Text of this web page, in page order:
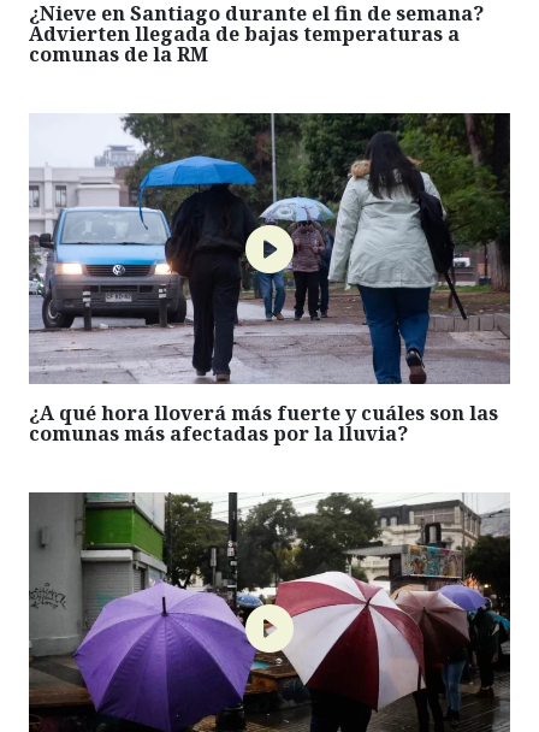
¿Nieve en Santiago durante el fin de semana?
Advierten llegada de bajas temperaturas a
comunas de la RM
¿A qué hora lloverá más fuerte y cuáles son las
comunas más afectadas por la lluvia?